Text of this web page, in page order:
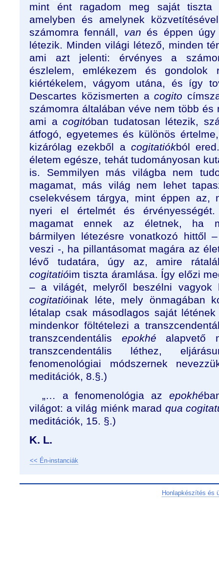
mint ént ragadom meg saját tiszta
amelyben és amelynek
számomra fennáll, van és éppen úgy
létezik. Minden világi létező, minden
ami azt jelenti: érvényes a
észlelem, emlékezem és
kiértékelem, vágyom utána, és így
Descartes közismerten acogito
számomra általában véve nem több és
ami a cogitóban tudatosan létezik,
átfogó, egyetemes és különös
kizárólag ezekből a cogitatiókból
életem egésze, tehát tudományosan
is. Semmilyen más világba nem
magamat, más világ nem lehet
cselekvésem tárgya, mint éppen az,
nyeri el értelmét és
magamat ennek az életnek, ha
bármilyen létezésre vonatkozó hittől
veszi -, ha pillantásomat magára az
lévő tudatára, úgy az, amire
cogitatióim tiszta áramlása. Így előzi
– a világét, melyről beszélni
cogitatióinak léte, mely önmagában
létalap csak másodlagos saját
mindenkor föltételezi a
transzcendentális epokhé alapvető
transzcendentális léthez,
fenomenológiai módszernek
meditációk, 8.§.)
„… a fenomenológia az epokhé
világot: a világ miénk marad qua
meditációk, 15. §.)
K. L.
<< Én-instanciák
Honlapkészítés és